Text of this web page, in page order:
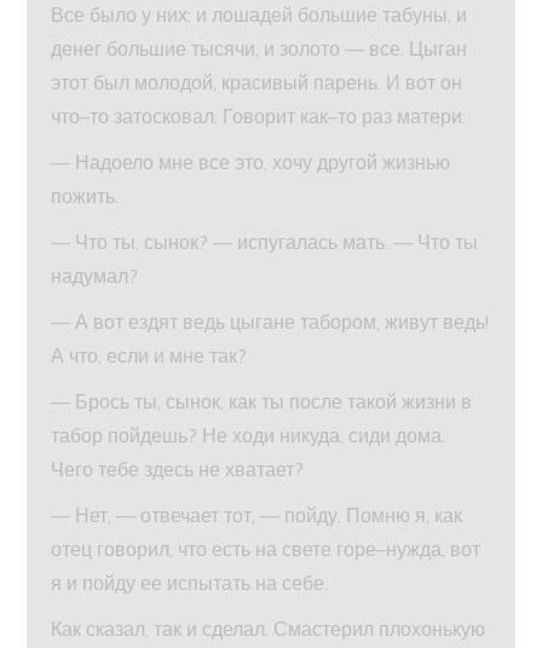
Все было у них: и лошадей большие табуны, и
денег большие тысячи, и золото — все. Цыган
этот был молодой, красивый парень. И вот он
что–то затосковал. Говорит как–то раз матери:
— Надоело мне все это, хочу другой жизнью
пожить.
— Что ты, сынок? — испугалась мать. — Что ты
надумал?
— А вот ездят ведь цыгане табором, живут ведь!
А что, если и мне так?
— Брось ты, сынок, как ты после такой жизни в
табор пойдешь? Не ходи никуда, сиди дома.
Чего тебе здесь не хватает?
— Нет, — отвечает тот, — пойду. Помню я, как
отец говорил, что есть на свете горе–нужда, вот
я и пойду ее испытать на себе.
Как сказал, так и сделал. Смастерил плохонькую